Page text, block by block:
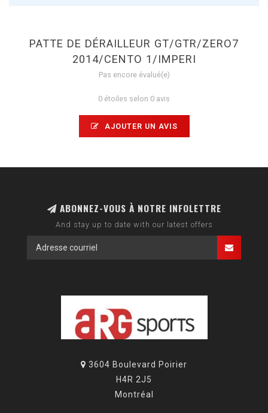
PATTE DE DÉRAILLEUR GT/GTR/ZERO7
2014/CENTO 1/IMPERI
Pas encore évalué(e)
0 étoiles selon 0 avis
AJOUTER UN AVIS
ABONNEZ-VOUS À NOTRE INFOLETTRE
And stay up to date with our latest offers
3604 Boulevard Poirier
H4R 2J5
Montréal